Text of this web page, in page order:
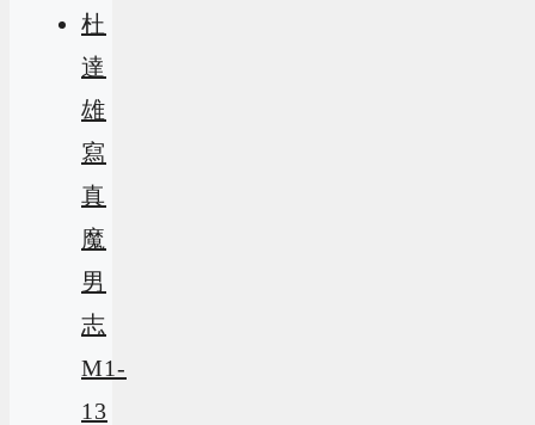
杜
達
雄
寫
真
魔
男
志
M1-
13